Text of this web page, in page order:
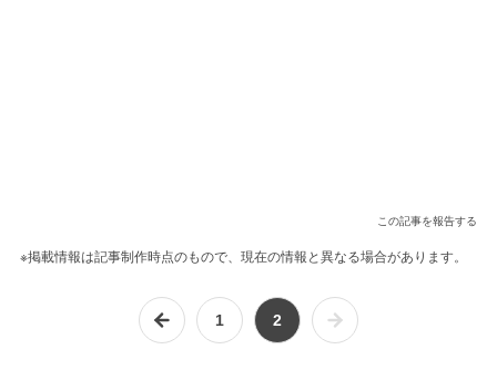
この記事を報告する
※掲載情報は記事制作時点のもので、現在の情報と異なる場合があります。
1 2